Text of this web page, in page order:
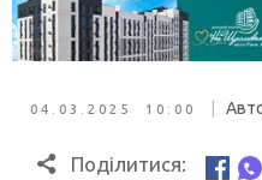
04.03.2025 10:00
Поділитися: